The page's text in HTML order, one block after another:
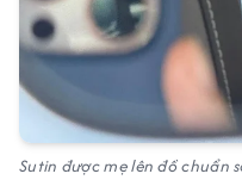
Sutin được mẹ lên đồ chuẩn